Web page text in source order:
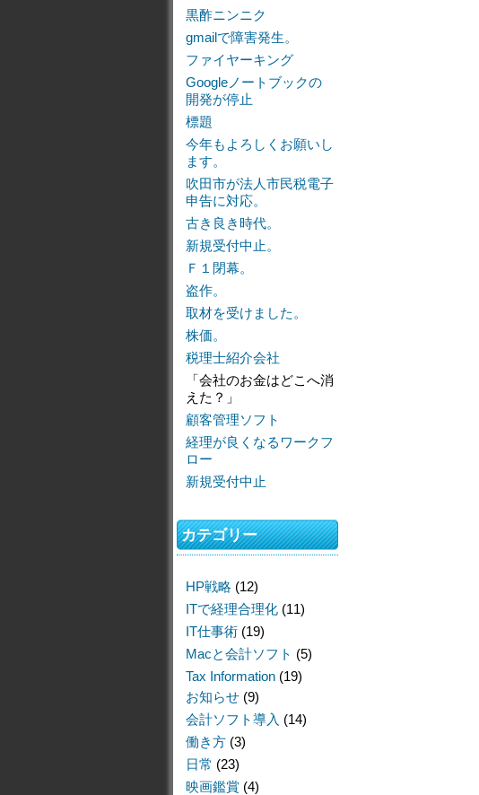
黒酢ニンニク
gmailで障害発生。
ファイヤーキング
Googleノートブックの
開発が停止
標題
今年もよろしくお願いし
ます。
吹田市が法人市民税電子
申告に対応。
古き良き時代。
新規受付中止。
Ｆ１閉幕。
盗作。
取材を受けました。
株価。
税理士紹介会社
「会社のお金はどこへ消
えた？」
顧客管理ソフト
経理が良くなるワークフ
ロー
新規受付中止
カテゴリー
HP戦略 (12)
ITで経理合理化 (11)
IT仕事術 (19)
Macと会計ソフト (5)
Tax Information (19)
お知らせ (9)
会計ソフト導入 (14)
働き方 (3)
日常 (23)
映画鑑賞 (4)